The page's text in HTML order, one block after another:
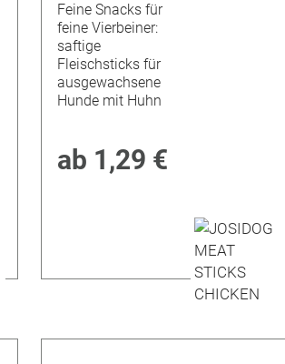
Feine Snacks für
feine Vierbeiner:
saftige
Fleischsticks für
ausgewachsene
Hunde mit Huhn
ab 1,29 €